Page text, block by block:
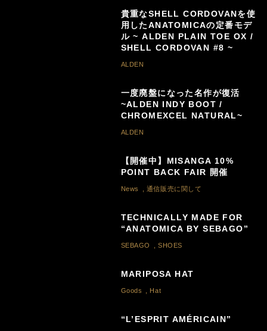
貴重なSHELL CORDOVANを使
用したANATOMICAの定番モデ
ル ~ ALDEN PLAIN TOE OX /
SHELL CORDOVAN #8 ~
ALDEN
一度廃盤になった名作が復活
~ALDEN INDY BOOT /
CHROMEXCEL NATURAL~
ALDEN
【開催中】MISANGA 10%
POINT BACK FAIR 開催
News 通信販売に関して
TECHNICALLY MADE FOR
“ANATOMICA BY SEBAGO”
SEBAGO ,SHOES
MARIPOSA HAT
Goods Hat
“L’ESPRIT AMÉRICAIN”